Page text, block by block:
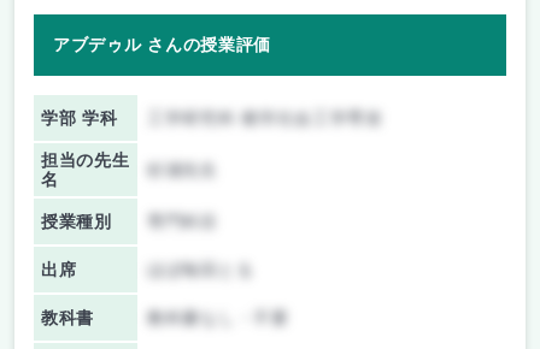
アブデゥル さんの授業評価
学部 学科 工学研究科 都市社会工学専攻
担当の先生
名
授業種別
出席 ほぼ毎回とる
教科書 教科書なし・不要